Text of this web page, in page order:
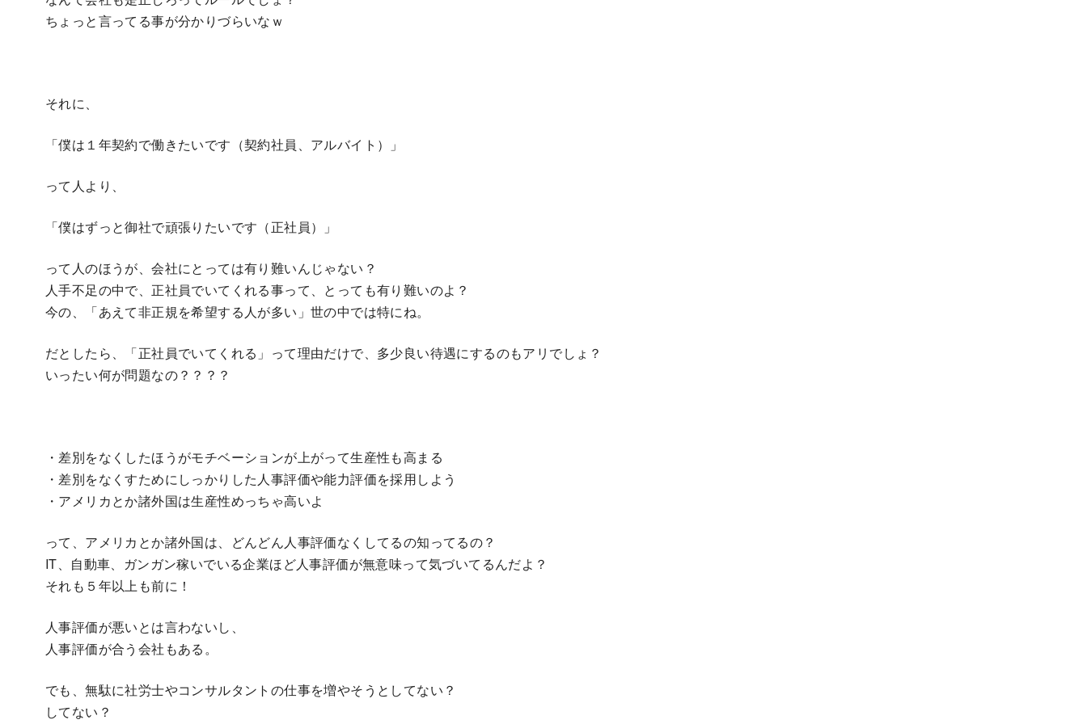
ちょっと言ってる事が分かりづらいなｗ
それに、
「僕は１年契約で働きたいです（契約社員、アルバイト）」
って人より、
「僕はずっと御社で頑張りたいです（正社員）」
って人のほうが、会社にとっては有り難いんじゃない？
人手不足の中で、正社員でいてくれる事って、とっても有り難いのよ？
今の、「あえて非正規を希望する人が多い」世の中では特にね。
だとしたら、「正社員でいてくれる」って理由だけで、多少良い待遇にするのもアリでしょ？
いったい何が問題なの？？？？
・差別をなくしたほうがモチベーションが上がって生産性も高まる
・差別をなくすためにしっかりした人事評価や能力評価を採用しよう
・アメリカとか諸外国は生産性めっちゃ高いよ
って、アメリカとか諸外国は、どんどん人事評価なくしてるの知ってるの？
IT、自動車、ガンガン稼いでいる企業ほど人事評価が無意味って気づいてるんだよ？
それも５年以上も前に！
人事評価が悪いとは言わないし、
人事評価が合う会社もある。
でも、無駄に社労士やコンサルタントの仕事を増やそうとしてない？
してない？